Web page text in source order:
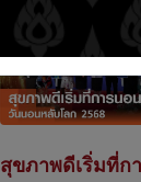
สุขภาพดีเริ่มที่ก